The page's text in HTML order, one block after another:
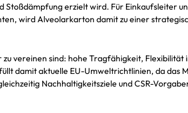
erzielt wird. Für Einkaufsleiter
wird Alveolarkarton damit zu einer
vereinen sind: hohe Tragfähigkeit, Flexibilität
damit aktuelle EU-Umweltrichtlinien, da das
Nachhaltigkeitsziele und CSR-